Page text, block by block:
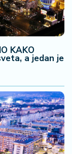
KAKO
a jedan je